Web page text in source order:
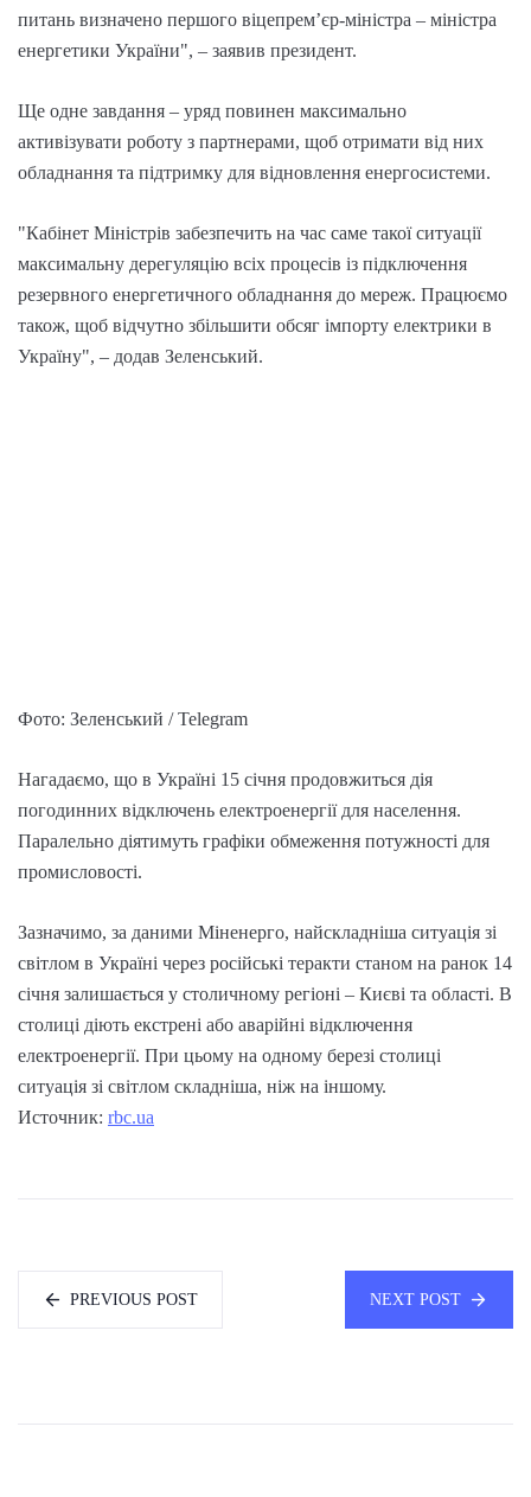
питань визначено першого віцепремʼєр-міністра – міністра
енергетики України", – заявив президент.
Ще одне завдання – уряд повинен максимально
активізувати роботу з партнерами, щоб отримати від них
обладнання та підтримку для відновлення енергосистеми.
"Кабінет Міністрів забезпечить на час саме такої ситуації
максимальну дерегуляцію всіх процесів із підключення
резервного енергетичного обладнання до мереж. Працюємо
також, щоб відчутно збільшити обсяг імпорту електрики в
Україну", – додав Зеленський.
Фото: Зеленський / Telegram
Нагадаємо, що в Україні 15 січня продовжиться дія
погодинних відключень електроенергії для населення.
Паралельно діятимуть графіки обмеження потужності для
промисловості.
Зазначимо, за даними Міненерго, найскладніша ситуація зі
світлом в Україні через російські теракти станом на ранок 14
січня залишається у столичному регіоні – Києві та області. В
столиці діють екстрені або аварійні відключення
електроенергії. При цьому на одному березі столиці
ситуація зі світлом складніша, ніж на іншому.
Источник: rbc.ua
PREVIOUS POST NEXT POST